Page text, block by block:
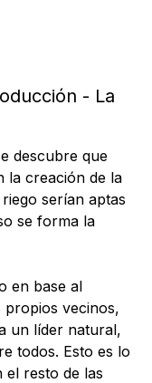
- La
descubre que
la creación de la
serían aptas
se forma la
en base al
propios vecinos,
un líder natural,
todos. Esto es lo
el resto de las